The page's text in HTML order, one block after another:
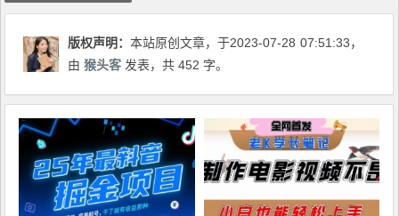
版权声明：本站原创文章，于2023-07-28 07:51:33，
由猴头客 发表，共 452 字。